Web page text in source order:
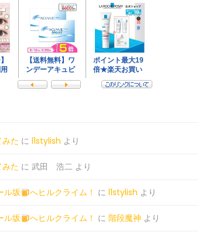
た に l1stylish より
た に 武田 浩二 より
ル坂 へヒルクライム！ に l1stylish より
ル坂 へヒルクライム！ に 階段魔神 より